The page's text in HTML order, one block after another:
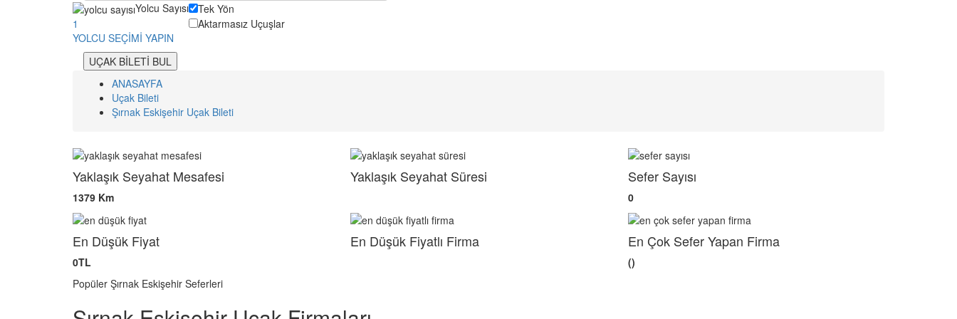
Yolcu Sayısı
1
YOLCU SEÇİMİ YAPIN
Tek Yön
Aktarmasız Uçuşlar
UÇAK BİLETİ BUL
ANASAYFA
Uçak Bileti
Şırnak Eskişehir Uçak Bileti
Yaklaşık Seyahat Mesafesi
1379 Km
Yaklaşık Seyahat Süresi Sefer Sayısı
0
En Düşük Fiyat
0TL
En Düşük Fiyatlı Firma En Çok Sefer Yapan Firma
()
Popüler Şırnak Eskişehir Seferleri